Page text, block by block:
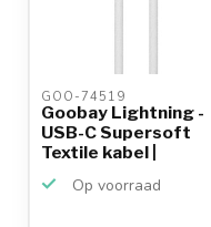
GOO-74519
Goobay Lightning -
USB-C Supersoft
Textile kabel |
Op voorraad